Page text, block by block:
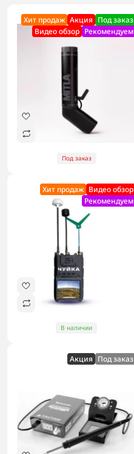
Хит продаж Акция Под заказ
Видео обзор Рекомендуем
Под заказ
Хит продаж Видео обзор
Рекомендуем
В наличии
Акция Под заказ